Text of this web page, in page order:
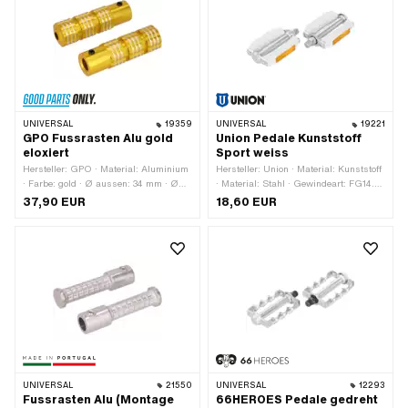
UNIVERSAL 19359
GPO Fussrasten Alu gold
eloxiert
Hersteller: GPO · Material: Aluminium
· Farbe: gold · Ø aussen: 34 mm · Ø
innen: 16.1 mm · Oberfläche: eloxiert ·
37,90 EUR
UNIVERSAL 19221
Union Pedale Kunststoff
Sport weiss
Hersteller: Union · Material: Kunststoff
· Material: Stahl · Gewindeart: FG14.3
(9/16" 20G) · Farbe: silber · Farbe:
18,60 EUR
UNIVERSAL 21550
Fussrasten Alu (Montage
UNIVERSAL 12293
66HEROES Pedale gedreht